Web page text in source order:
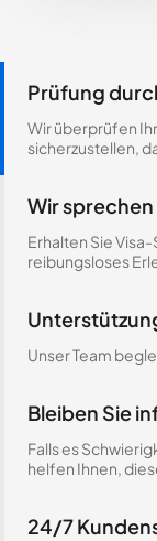
Prüfung
Wir überprüfen
sicherzustellen,
Wir
Erhalten Sie
reibungsloses
Unser Team
Bleiben Sie
Falls es
helfen Ihnen,
24/7